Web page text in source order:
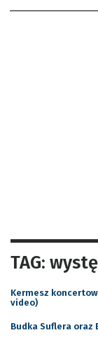
TAG:
Kermesz
video)
Budka Suflera oraz